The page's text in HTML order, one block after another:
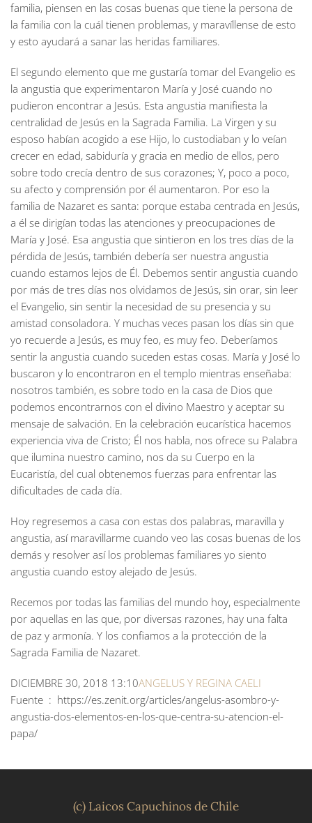
familia, piensen en las cosas buenas que tiene la persona de
la familia con la cuál tienen problemas, y maravíllense de esto
y esto ayudará a sanar las heridas familiares.
El segundo elemento que me gustaría tomar del Evangelio es
la angustia que experimentaron María y José cuando no
pudieron encontrar a Jesús. Esta angustia manifiesta la
centralidad de Jesús en la Sagrada Familia. La Virgen y su
esposo habían acogido a ese Hijo, lo custodiaban y lo veían
crecer en edad, sabiduría y gracia en medio de ellos, pero
sobre todo crecía dentro de sus corazones; Y, poco a poco,
su afecto y comprensión por él aumentaron. Por eso la
familia de Nazaret es santa: porque estaba centrada en Jesús,
a él se dirigían todas las atenciones y preocupaciones de
María y José. Esa angustia que sintieron en los tres días de la
pérdida de Jesús, también debería ser nuestra angustia
cuando estamos lejos de Él. Debemos sentir angustia cuando
por más de tres días nos olvidamos de Jesús, sin orar, sin leer
el Evangelio, sin sentir la necesidad de su presencia y su
amistad consoladora. Y muchas veces pasan los días sin que
yo recuerde a Jesús, es muy feo, es muy feo. Deberíamos
sentir la angustia cuando suceden estas cosas. María y José lo
buscaron y lo encontraron en el templo mientras enseñaba:
nosotros también, es sobre todo en la casa de Dios que
podemos encontrarnos con el divino Maestro y aceptar su
mensaje de salvación. En la celebración eucarística hacemos
experiencia viva de Cristo; Él nos habla, nos ofrece su Palabra
que ilumina nuestro camino, nos da su Cuerpo en la
Eucaristía, del cual obtenemos fuerzas para enfrentar las
dificultades de cada día.
Hoy regresemos a casa con estas dos palabras, maravilla y
angustia, así maravillarme cuando veo las cosas buenas de los
demás y resolver así los problemas familiares yo siento
angustia cuando estoy alejado de Jesús.
Recemos por todas las familias del mundo hoy, especialmente
por aquellas en las que, por diversas razones, hay una falta
de paz y armonía. Y los confiamos a la protección de la
Sagrada Familia de Nazaret.
DICIEMBRE 30, 2018 13:10ANGELUS Y REGINA CAELI
Fuente : https://es.zenit.org/articles/angelus-asombro-y-
angustia-dos-elementos-en-los-que-centra-su-atencion-el-
papa/
(c) Laicos Capuchinos de Chile